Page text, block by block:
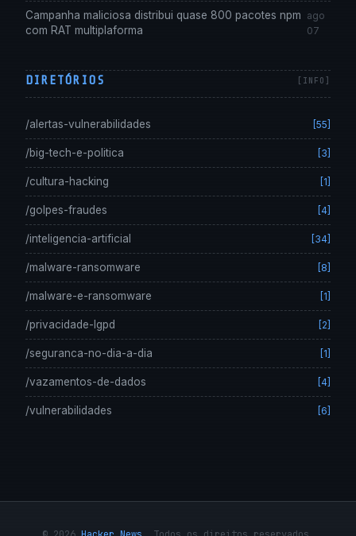
Campanha maliciosa distribui quase 800 pacotes npm
com RAT multiplaforma
ago
07
DIRETÓRIOS
/alertas-vulnerabilidades [55]
/big-tech-e-politica [3]
/cultura-hacking [1]
/golpes-fraudes [4]
/inteligencia-artificial [34]
/malware-ransomware [8]
/malware-e-ransomware [1]
/privacidade-lgpd [2]
/seguranca-no-dia-a-dia [1]
/vazamentos-de-dados [4]
/vulnerabilidades [6]